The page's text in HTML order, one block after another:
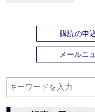
購読の申
メールニ